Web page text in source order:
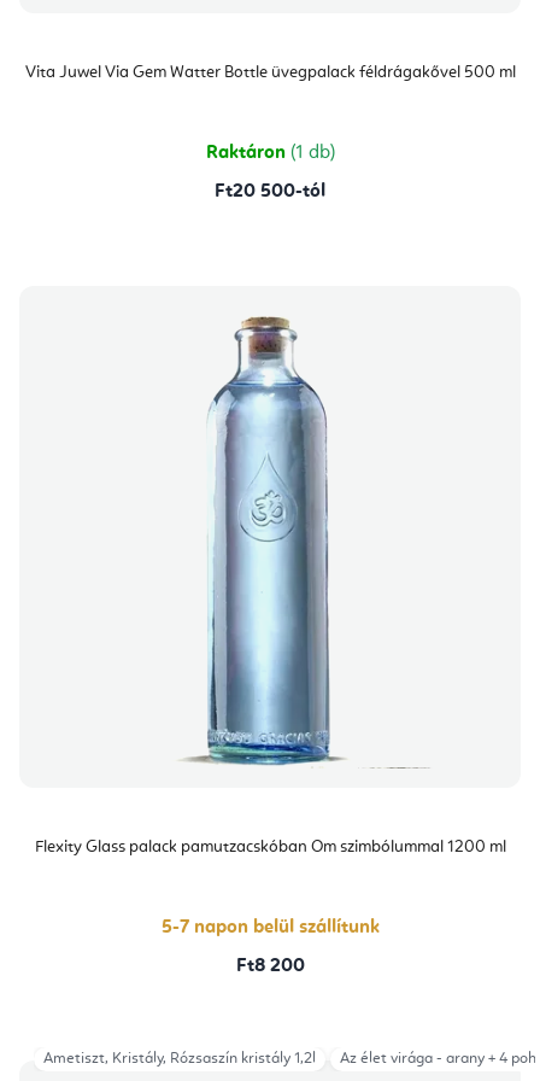
Vita Juwel Via Gem Watter Bottle üvegpalack féldrágakővel 500 ml
Raktáron (1 db)
Ft20 500-tól
Flexity Glass palack pamutzacskóban Om szimbólummal 1200 ml
5-7 napon belül szállítunk
Ft8 200
Ametiszt, Kristály, Rózsaszín kristály 1,2l Az élet virága - arany + 4